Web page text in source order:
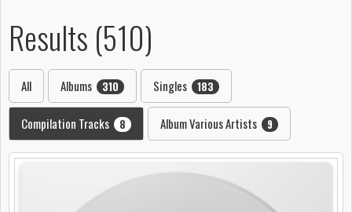
Results (510)
All Albums 310 Singles 183
Compilation Tracks 8 Album Various Artists 9